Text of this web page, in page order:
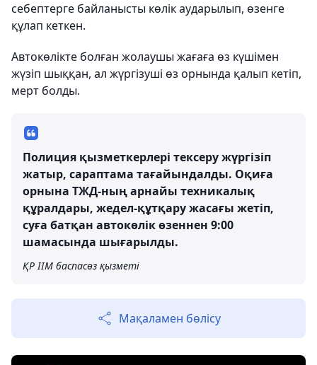
себептерге байланысты көлік аударылып, өзенге
құлап кеткен.
Автокөлікте болған жолаушы жағаға өз күшімен
жүзіп шыққан, ал жүргізуші өз орнында қалып кетіп,
мерт болды.
Полиция қызметкерлері тексеру жүргізіп
жатыр, сараптама тағайындалды. Оқиға
орнына ТЖД-ның арнайы техникалық
құралдары, жедел-құтқару жасағы жетіп,
суға батқан автокөлік өзеннен 9:00
шамасында шығарылды.
ҚР ІІМ баспасөз қызметі
Мақаламен бөлісу